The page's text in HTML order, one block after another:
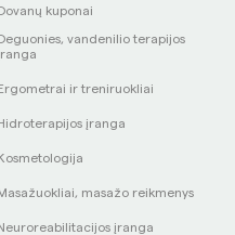
kuponai
vandenilio terapijos
ir treniruokliai
įranga
masažo reikmenys
įranga